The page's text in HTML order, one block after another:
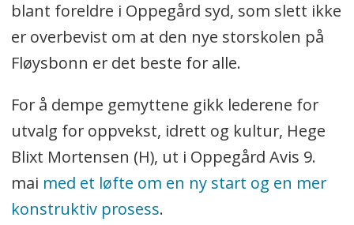
blant foreldre i Oppegård syd, som slett ikke
er overbevist om at den nye storskolen på
Fløysbonn er det beste for alle.
For å dempe gemyttene gikk lederene for
utvalg for oppvekst, idrett og kultur, Hege
Blixt Mortensen (H), ut i Oppegård Avis 9.
mai med et løfte om en ny start og en mer
konstruktiv prosess.